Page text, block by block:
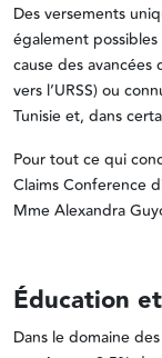
Des versements
également
cause des
vers l’URSS) ou
Tunisie et, dans
Pour tout ce qui
Claims Conference
Mme Alexandra
Éducation
Dans le domaine